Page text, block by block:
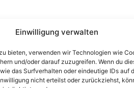
Einwilligung verwalten
bieten, verwenden wir Technologien wie
und/oder darauf zuzugreifen. Wenn du
das Surfverhalten oder eindeutige IDs auf
nicht erteilst oder zurückziehst,